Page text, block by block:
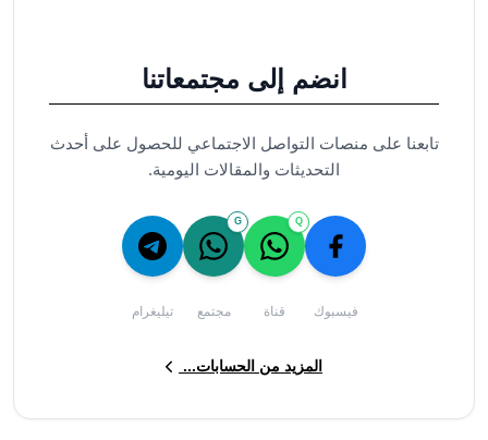
انضم إلى مجتمعاتنا
تابعنا على منصات التواصل الاجتماعي للحصول على أحدث
التحديثات والمقالات اليومية.
Q
G
فيسبوك قناة مجتمع تيليغرام
المزيد من الحسابات...